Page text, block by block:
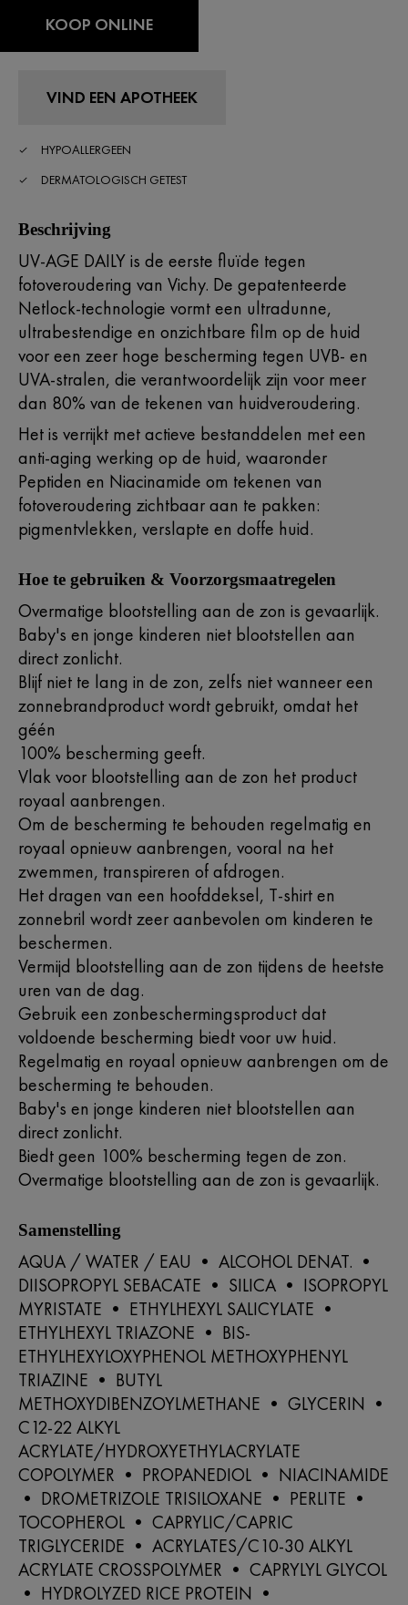
KOOP ONLINE
VIND EEN APOTHEEK
HYPOALLERGEEN
DERMATOLOGISCH GETEST
Beschrijving
UV-AGE DAILY is de eerste fluïde tegen
fotoveroudering van Vichy. De gepatenteerde
Netlock-technologie vormt een ultradunne,
ultrabestendige en onzichtbare film op de huid
voor een zeer hoge bescherming tegen UVB- en
UVA-stralen, die verantwoordelijk zijn voor meer
dan 80% van de tekenen van huidveroudering.
Het is verrijkt met actieve bestanddelen met een
anti-aging werking op de huid, waaronder
Peptiden en Niacinamide om tekenen van
fotoveroudering zichtbaar aan te pakken:
pigmentvlekken, verslapte en doffe huid.
Hoe te gebruiken & Voorzorgsmaatregelen
Overmatige blootstelling aan de zon is gevaarlijk.
Baby's en jonge kinderen niet blootstellen aan
direct zonlicht.
Blijf niet te lang in de zon, zelfs niet wanneer een
zonnebrandproduct wordt gebruikt, omdat het
géén
100% bescherming geeft.
Vlak voor blootstelling aan de zon het product
royaal aanbrengen.
Om de bescherming te behouden regelmatig en
royaal opnieuw aanbrengen, vooral na het
zwemmen, transpireren of afdrogen.
Het dragen van een hoofddeksel, T-shirt en
zonnebril wordt zeer aanbevolen om kinderen te
beschermen.
Vermijd blootstelling aan de zon tijdens de heetste
uren van de dag.
Gebruik een zonbeschermingsproduct dat
voldoende bescherming biedt voor uw huid.
Regelmatig en royaal opnieuw aanbrengen om de
bescherming te behouden.
Baby's en jonge kinderen niet blootstellen aan
direct zonlicht.
Biedt geen 100% bescherming tegen de zon.
Overmatige blootstelling aan de zon is gevaarlijk.
Samenstelling
AQUA / WATER / EAU • ALCOHOL DENAT. •
DIISOPROPYL SEBACATE • SILICA • ISOPROPYL
MYRISTATE • ETHYLHEXYL SALICYLATE •
ETHYLHEXYL TRIAZONE • BIS-
ETHYLHEXYLOXYPHENOL METHOXYPHENYL
TRIAZINE • BUTYL
METHOXYDIBENZOYLMETHANE • GLYCERIN •
C12-22 ALKYL
ACRYLATE/HYDROXYETHYLACRYLATE
COPOLYMER • PROPANEDIOL • NIACINAMIDE
• DROMETRIZOLE TRISILOXANE • PERLITE •
TOCOPHEROL • CAPRYLIC/CAPRIC
TRIGLYCERIDE • ACRYLATES/C10-30 ALKYL
ACRYLATE CROSSPOLYMER • CAPRYLYL GLYCOL
• HYDROLYZED RICE PROTEIN •